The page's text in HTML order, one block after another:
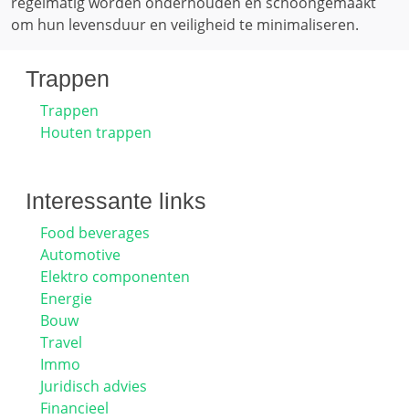
om hun levensduur en veiligheid te minimaliseren.
Trappen
Trappen
Houten trappen
Interessante links
Food beverages
Automotive
Elektro componenten
Energie
Bouw
Travel
Immo
Juridisch advies
Financieel